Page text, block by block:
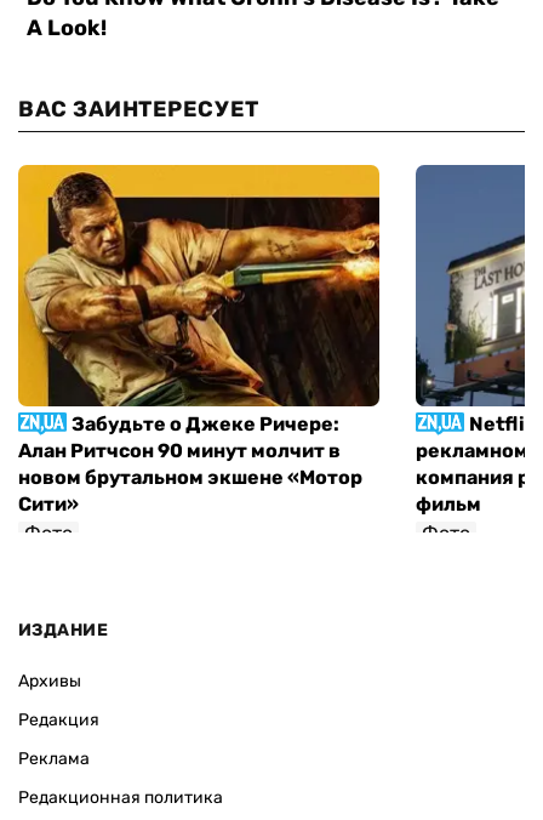
ВАС ЗАИНТЕРЕСУЕТ
Забудьте о Джеке Ричере:
Алан Ритчсон 90 минут молчит в
новом брутальном экшене «Мотор
Сити»
Фото
Netflix
рекламном
компания
фильм
Фото
ИЗДАНИЕ
Архивы
Редакция
Реклама
Редакционная политика